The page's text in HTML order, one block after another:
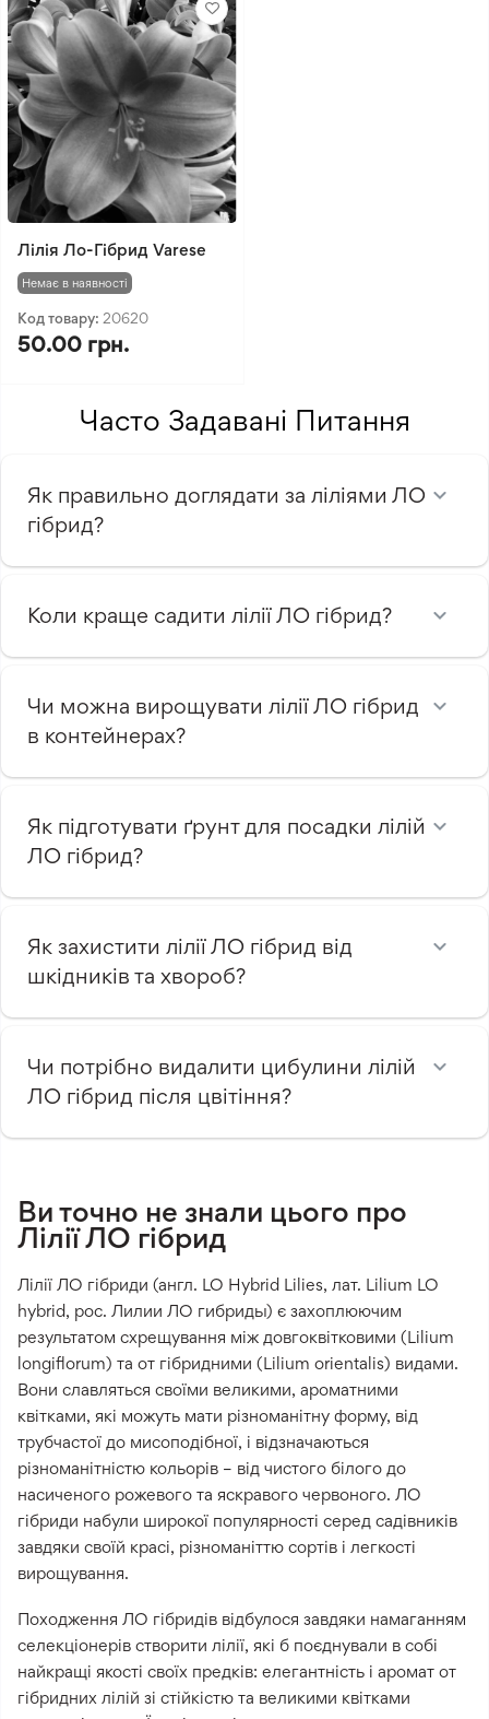
Лілія Ло-Гібрид Varese
Немає в наявності
Код товару: 20620
50.00 грн.
Часто Задавані Питання
Як правильно доглядати за ліліями ЛО
гібрид?
Коли краще садити лілії ЛО гібрид?
Чи можна вирощувати лілії ЛО гібрид
в контейнерах?
Як підготувати ґрунт для посадки лілій
ЛО гібрид?
Як захистити лілії ЛО гібрид від
шкідників та хвороб?
Чи потрібно видалити цибулини лілій
ЛО гібрид після цвітіння?
Ви точно не знали цього про
Лілії ЛО гібрид
Лілії ЛО гібриди (англ. LO Hybrid Lilies, лат. Lilium LO
hybrid, рос. Лилии ЛО гибриды) є захоплюючим
результатом схрещування між довгоквітковими (Lilium
longiflorum) та от гібридними (Lilium orientalis) видами.
Вони славляться своїми великими, ароматними
квітками, які можуть мати різноманітну форму, від
трубчастої до мисоподібної, і відзначаються
різноманітністю кольорів – від чистого білого до
насиченого рожевого та яскравого червоного. ЛО
гібриди набули широкої популярності серед садівників
завдяки своїй красі, різноманіттю сортів і легкості
вирощування.
Походження ЛО гібридів відбулося завдяки намаганням
селекціонерів створити лілії, які б поєднували в собі
найкращі якості своїх предків: елегантність і аромат от
гібридних лілій зі стійкістю та великими квітками